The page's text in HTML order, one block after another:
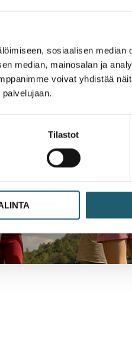
sosiaalisen median
median, mainosalan ja
voivat yhdistää
Tilastot